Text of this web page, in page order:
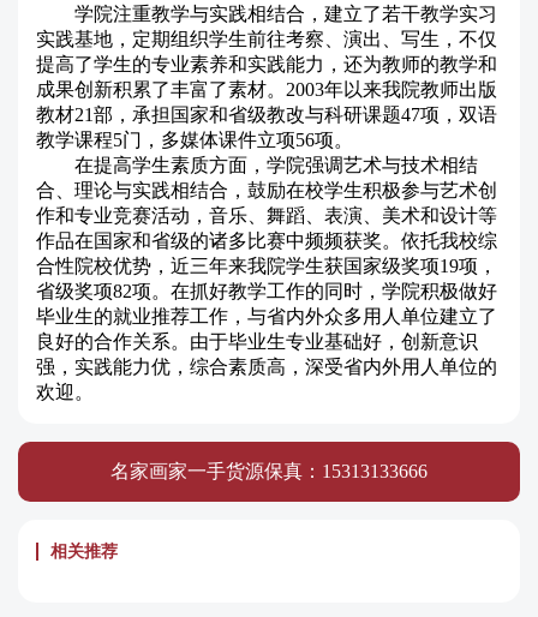
学院注重教学与实践相结合，建立了若干教学实习
实践基地，定期组织学生前往考察、演出、写生，不仅
提高了学生的专业素养和实践能力，还为教师的教学和
成果创新积累了丰富了素材。2003年以来我院教师出版
教材21部，承担国家和省级教改与科研课题47项，双语
教学课程5门，多媒体课件立项56项。
在提高学生素质方面，学院强调艺术与技术相结
合、理论与实践相结合，鼓励在校学生积极参与艺术创
作和专业竞赛活动，音乐、舞蹈、表演、美术和设计等
作品在国家和省级的诸多比赛中频频获奖。依托我校综
合性院校优势，近三年来我院学生获国家级奖项19项，
省级奖项82项。在抓好教学工作的同时，学院积极做好
毕业生的就业推荐工作，与省内外众多用人单位建立了
良好的合作关系。由于毕业生专业基础好，创新意识
强，实践能力优，综合素质高，深受省内外用人单位的
欢迎。
名家画家一手货源保真：15313133666
相关推荐